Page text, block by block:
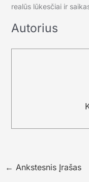
realūs lūkesčiai ir
Autorius
← Ankstesnis Įrašas